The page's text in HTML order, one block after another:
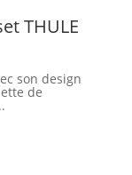
THULE
son design
de